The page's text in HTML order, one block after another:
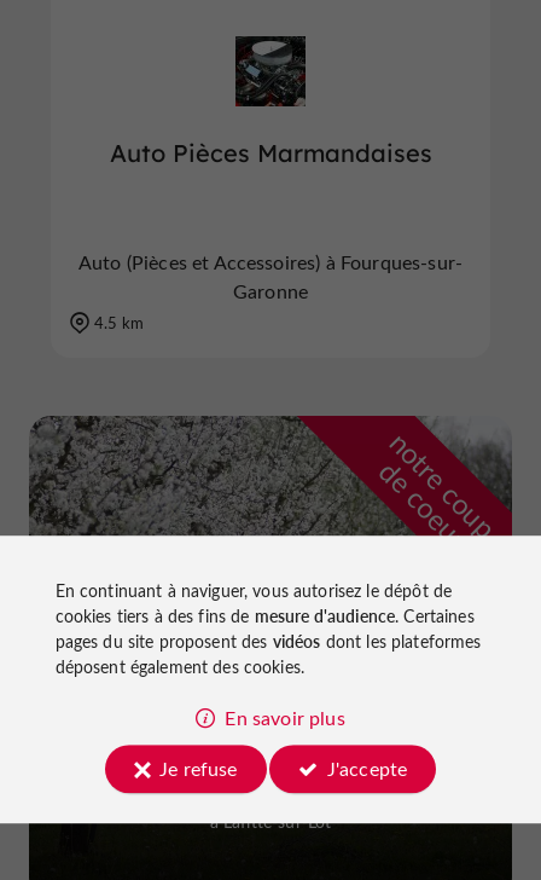
Auto Pièces Marmandaises
Auto (Pièces et Accessoires) à Fourques-sur-
Garonne
4.5 km
n
o
t
r
e
c
o
u
p
d
e
c
o
e
u
r
Ferme et Musée du Pruneau
à Lafitte-sur-Lot
En continuant à naviguer, vous autorisez le dépôt de
cookies tiers à des fins de mesure d'audience. Certaines
pages du site proposent des vidéos dont les plateformes
déposent également des cookies.
En savoir plus
Je refuse
J'accepte